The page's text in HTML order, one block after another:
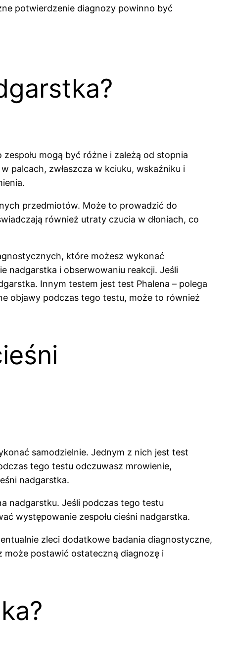
potwierdzenie diagnozy powinno być
mogą być różne i zależą od stopnia
palcach, zwłaszcza w kciuku, wskaźniku i
przedmiotów. Może to prowadzić do
również utraty czucia w dłoniach, co
które możesz wykonać
nadgarstka i obserwowaniu reakcji. Jeśli
Innym testem jest test Phalena – polega
objawy podczas tego testu, może to również
samodzielnie. Jednym z nich jest test
tego testu odczuwasz mrowienie,
nadgarstka.
nadgarstku. Jeśli podczas tego testu
występowanie zespołu cieśni nadgarstka.
zleci dodatkowe badania diagnostyczne,
postawić ostateczną diagnozę i